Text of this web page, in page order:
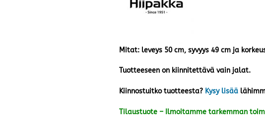
Mitat: leveys 50 cm, syvyys 49 cm ja
Tuotteeseen on kiinnitettävä vain jalat.
Kiinnostuitko tuotteesta? Kysy lisää
Tilaustuote – Ilmoitamme tarkemman